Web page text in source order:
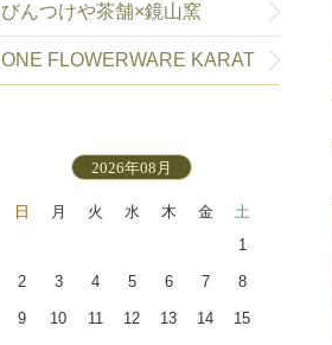
びんつけや茶舗×鏡山窯
ONE FLOWERWARE KARAT
2026年08月
日 月 火 水 木 金
土
1
2 3 4 5 6 7 8
9 10 11 12 13 14 15